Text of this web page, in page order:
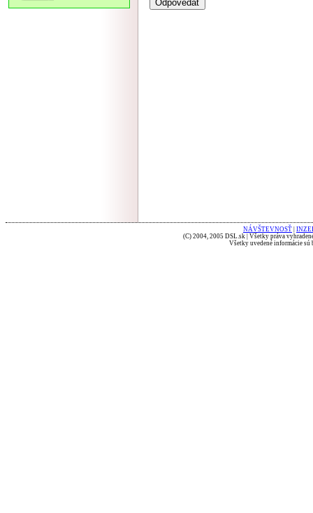
NÁVŠTEVNOSŤ
(C) 2004, 2005 DSL.sk | Všetky práva
Všetky uvedené informácie sú